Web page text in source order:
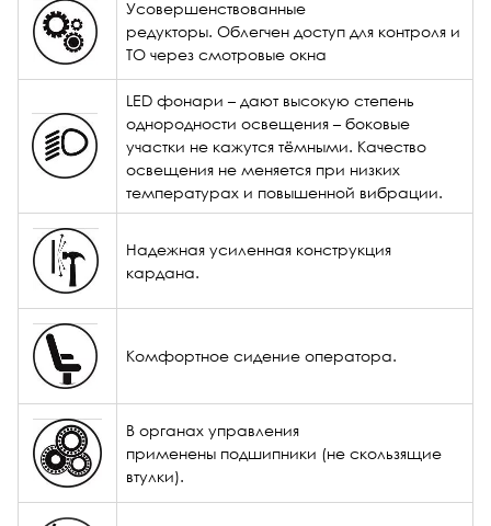
Усовершенствованные
редукторы. Облегчен доступ для контроля и
ТО через смотровые окна
LED фонари – дают высокую степень
однородности освещения – боковые
участки не кажутся тёмными. Качество
освещения не меняется при низких
температурах и повышенной вибрации.
Надежная усиленная конструкция
кардана.
Комфортное сидение оператора.
В органах управления
применены подшипники (не скользящие
втулки).